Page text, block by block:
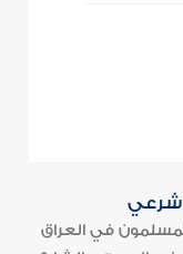
شرعي
في العراق